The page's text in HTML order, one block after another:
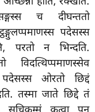
च दीघन्ततो
पदेसस्स
परतो न भिन्दति.
पदेसस्स ओरतो छिद्दं
तस्मा जाते छिद्दे तं